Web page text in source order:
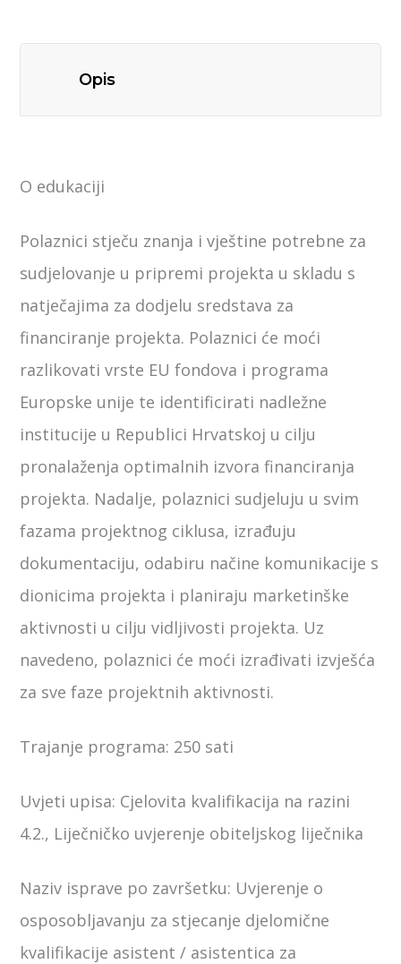
Opis
O edukaciji
Polaznici stječu znanja i vještine potrebne za
sudjelovanje u pripremi projekta u skladu s
natječajima za dodjelu sredstava za
financiranje projekta. Polaznici će moći
razlikovati vrste EU fondova i programa
Europske unije te identificirati nadležne
institucije u Republici Hrvatskoj u cilju
pronalaženja optimalnih izvora financiranja
projekta. Nadalje, polaznici sudjeluju u svim
fazama projektnog ciklusa, izrađuju
dokumentaciju, odabiru načine komunikacije s
dionicima projekta i planiraju marketinške
aktivnosti u cilju vidljivosti projekta. Uz
navedeno, polaznici će moći izrađivati izvješća
za sve faze projektnih aktivnosti.
Trajanje programa: 250 sati
Uvjeti upisa: Cjelovita kvalifikacija na razini
4.2., Liječničko uvjerenje obiteljskog liječnika
Naziv isprave po završetku: Uvjerenje o
osposobljavanju za stjecanje djelomične
kvalifikacije asistent / asistentica za